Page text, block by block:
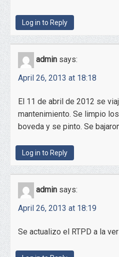
Log in to Reply
admin says:
April 26, 2013 at 18:18
El 11 de abril de 2012 se
mantenimiento. Se limpio
boveda y se pinto. Se
Log in to Reply
admin says:
April 26, 2013 at 18:19
Se actualizo el RTPD a la